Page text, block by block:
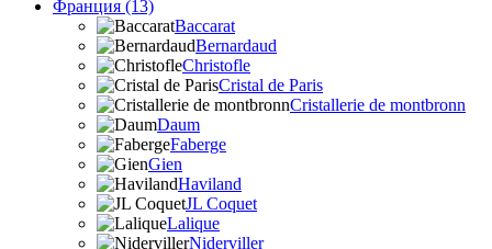
Франция (13)
Baccarat
Bernardaud
Christofle
Cristal de Paris
Cristallerie de montbronn
Daum
Faberge
Gien
Haviland
JL Coquet
Lalique
Niderviller